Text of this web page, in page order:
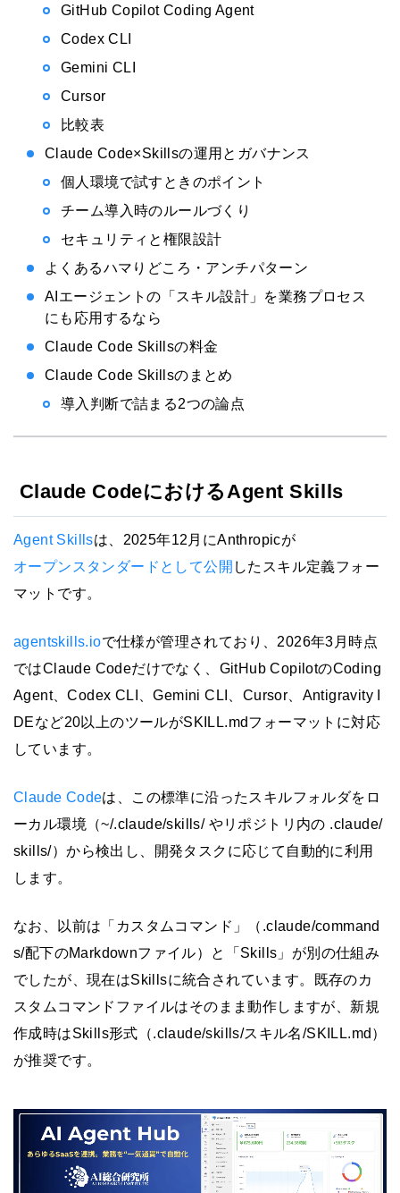
GitHub Copilot Coding Agent
Codex CLI
Gemini CLI
Cursor
比較表
Claude Code×Skillsの運用とガバナンス
個人環境で試すときのポイント
チーム導入時のルールづくり
セキュリティと権限設計
よくあるハマりどころ・アンチパターン
AIエージェントの「スキル設計」を業務プロセス
にも応用するなら
Claude Code Skillsの料金
Claude Code Skillsのまとめ
導入判断で詰まる2つの論点
Claude CodeにおけるAgent Skills
Agent Skillsは、2025年12月にAnthropicが
オープンスタンダードとして公開 したスキル定義フォー
マットです。
agentskills.ioで仕様が管理されており、2026年3月時点
ではClaude Codeだけでなく、GitHub CopilotのCoding
Agent、Codex CLI、Gemini CLI、Cursor、Antigravity I
DEなど20以上のツールがSKILL.mdフォーマットに対応
しています。
Claude Codeは、この標準に沿ったスキルフォルダをロ
ーカル環境（~/.claude/skills/ やリポジトリ内の .claude/
skills/）から検出し、開発タスクに応じて自動的に利用
します。
なお、以前は「カスタムコマンド」（.claude/command
s/配下のMarkdownファイル）と「Skills」が別の仕組み
でしたが、現在はSkillsに統合されています。既存のカ
スタムコマンドファイルはそのまま動作しますが、新規
作成時はSkills形式（.claude/skills/スキル名/SKILL.md）
が推奨です。